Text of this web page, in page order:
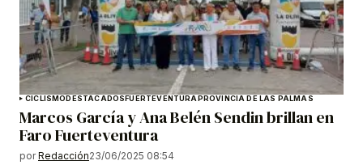
CICLISMODESTACADOSFUERTEVENTURAPROVINCIA DE LAS PALMAS
Marcos García y Ana Belén Sendin brillan en
Faro Fuerteventura
por Redacción23/06/2025 08:54